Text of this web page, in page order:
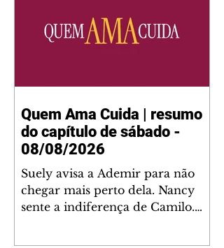
Quem Ama Cuida | resumo
do capítulo de sábado -
08/08/2026
Suely avisa a Ademir para não
chegar mais perto dela. Nancy
sente a indiferença de Camilo.